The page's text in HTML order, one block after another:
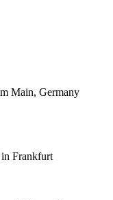
Main, Germany
Frankfurt